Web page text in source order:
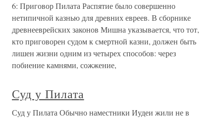
6: Приговор Пилата Распятие было совершенно
нетипичной казнью для древних евреев. В сборнике
древнееврейских законов Мишна указывается, что тот,
кто приговорен судом к смертной казни, должен быть
лишен жизни одним из четырех способов: через
побиение камнями, сожжение,
Суд у Пилата
Суд у Пилата Обычно наместники Иудеи жили не в